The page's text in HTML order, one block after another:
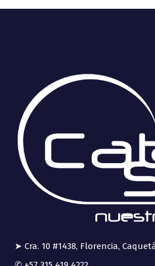
➤ Cra. 10 #1438, Florencia,